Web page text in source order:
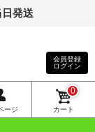
発送
会員登録
ログイン
ージ カート
0